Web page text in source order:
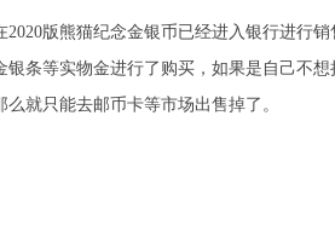
版熊猫纪念金银币已经进入银行进行
条等实物金进行了购买，如果是自己不
就只能去邮币卡等市场出售掉了。